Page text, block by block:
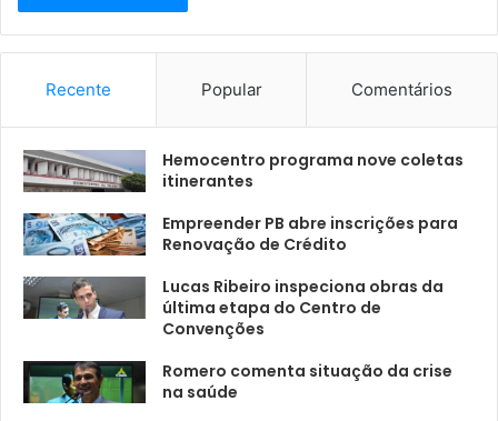
Recente Popular Comentários
Hemocentro programa nove coletas
itinerantes
Empreender PB abre inscrições para
Renovação de Crédito
Lucas Ribeiro inspeciona obras da
última etapa do Centro de
Convenções
Romero comenta situação da crise
na saúde